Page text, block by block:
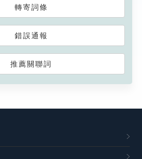
轉寄詞條
錯誤通報
推薦關聯詞